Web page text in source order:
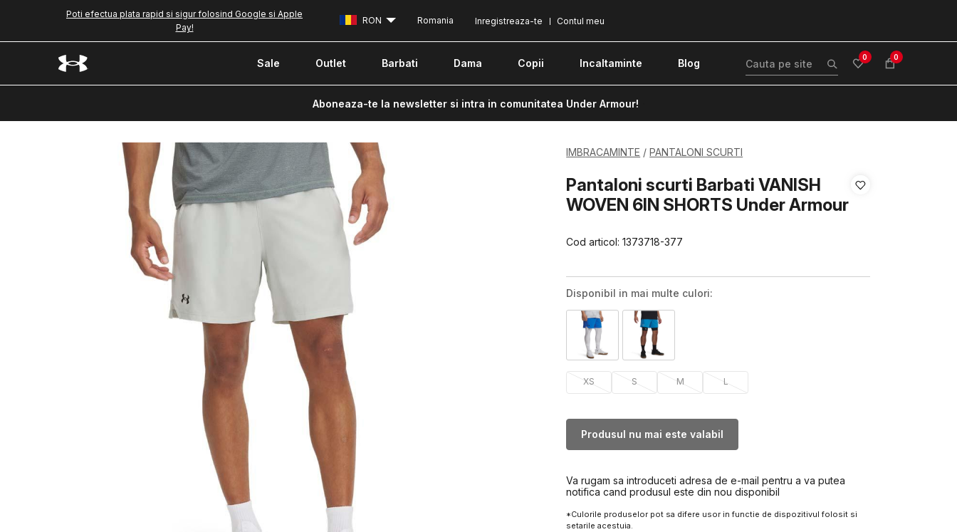
Poti efectua plata rapid si sigur folosind Google si Apple
Pay!
Contul meu
Inregistreaza-te
RON Romania
Sale Outlet Barbati Dama Copii Incaltaminte Blog 0 0
Aboneaza-te la newsletter si intra in comunitatea Under Armour!
IMBRACAMINTE PANTALONI SCURTI
Pantaloni scurti Barbati VANISH
WOVEN 6IN SHORTS Under Armour
Cod articol:1373718-377
Disponibil in mai multe culori:
XS S M L
Produsul nu mai este valabil
Va rugam sa introduceti adresa de e-mail pentru a va putea
notifica cand produsul este din nou disponibil
*Culorile produselor pot sa difere usor in functie de dispozitivul folosit si
setarile acestuia.